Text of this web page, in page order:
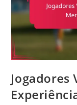
Jogadores